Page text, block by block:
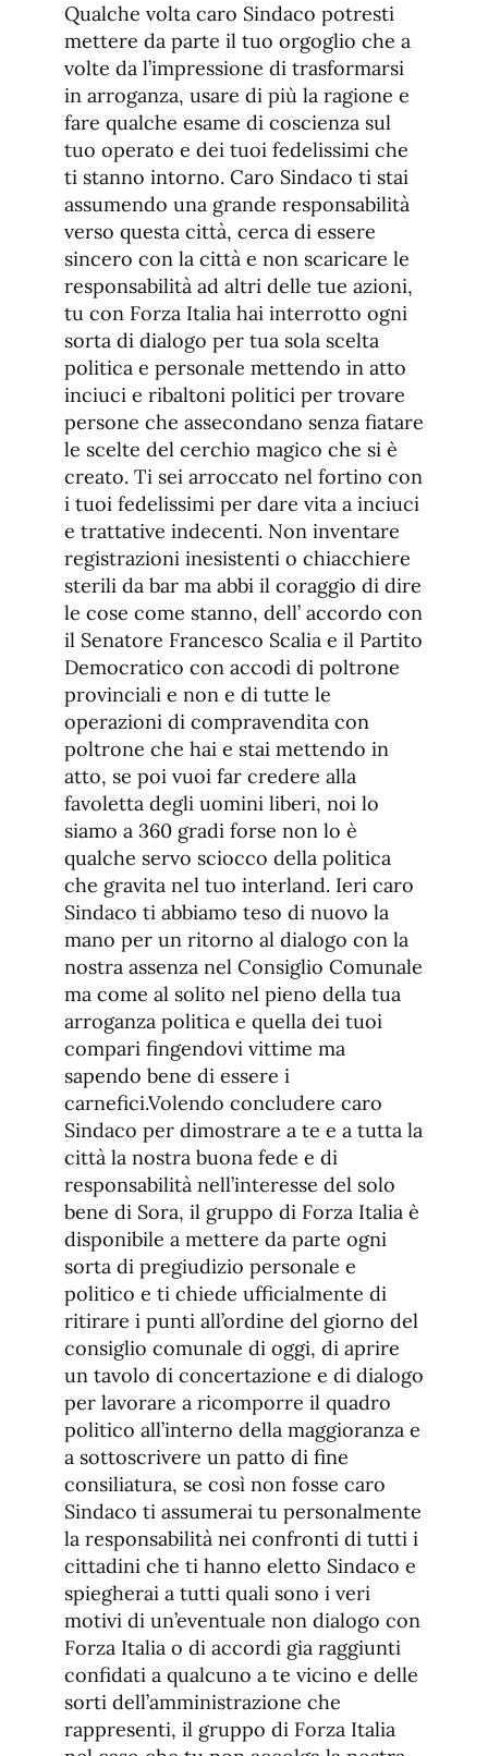
Qualche volta caro Sindaco potresti
mettere da parte il tuo orgoglio che a
volte da l’impressione di trasformarsi
in arroganza, usare di più la ragione e
fare qualche esame di coscienza sul
tuo operato e dei tuoi fedelissimi che
ti stanno intorno. Caro Sindaco ti stai
assumendo una grande responsabilità
verso questa città, cerca di essere
sincero con la città e non scaricare le
responsabilità ad altri delle tue azioni,
tu con Forza Italia hai interrotto ogni
sorta di dialogo per tua sola scelta
politica e personale mettendo in atto
inciuci e ribaltoni politici per trovare
persone che assecondano senza fiatare
le scelte del cerchio magico che si è
creato. Ti sei arroccato nel fortino con
i tuoi fedelissimi per dare vita a inciuci
e trattative indecenti. Non inventare
registrazioni inesistenti o chiacchiere
sterili da bar ma abbi il coraggio di dire
le cose come stanno, dell’ accordo con
il Senatore Francesco Scalia e il Partito
Democratico con accodi di poltrone
provinciali e non e di tutte le
operazioni di compravendita con
poltrone che hai e stai mettendo in
atto, se poi vuoi far credere alla
favoletta degli uomini liberi, noi lo
siamo a 360 gradi forse non lo è
qualche servo sciocco della politica
che gravita nel tuo interland. Ieri caro
Sindaco ti abbiamo teso di nuovo la
mano per un ritorno al dialogo con la
nostra assenza nel Consiglio Comunale
ma come al solito nel pieno della tua
arroganza politica e quella dei tuoi
compari fingendovi vittime ma
sapendo bene di essere i
carnefici.Volendo concludere caro
Sindaco per dimostrare a te e a tutta la
città la nostra buona fede e di
responsabilità nell’interesse del solo
bene di Sora, il gruppo di Forza Italia è
disponibile a mettere da parte ogni
sorta di pregiudizio personale e
politico e ti chiede ufficialmente di
ritirare i punti all’ordine del giorno del
consiglio comunale di oggi, di aprire
un tavolo di concertazione e di dialogo
per lavorare a ricomporre il quadro
politico all’interno della maggioranza e
a sottoscrivere un patto di fine
consiliatura, se così non fosse caro
Sindaco ti assumerai tu personalmente
la responsabilità nei confronti di tutti i
cittadini che ti hanno eletto Sindaco e
spiegherai a tutti quali sono i veri
motivi di un’eventuale non dialogo con
Forza Italia o di accordi gia raggiunti
confidati a qualcuno a te vicino e delle
sorti dell’amministrazione che
rappresenti, il gruppo di Forza Italia